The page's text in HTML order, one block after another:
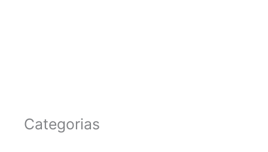
Categorias